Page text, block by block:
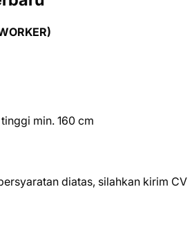
min. 160 cm
dіаtаѕ, ѕіlаhkаn kіrіm CV